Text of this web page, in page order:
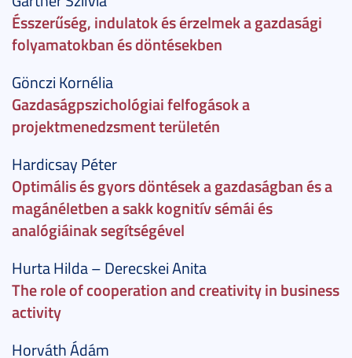
Ésszerűség, indulatok és érzelmek a gazdasági
folyamatokban és döntésekben
Gönczi Kornélia
Gazdaságpszichológiai felfogások a
projektmenedzsment területén
Hardicsay Péter
Optimális és gyors döntések a gazdaságban és a
magánéletben a sakk kognitív sémái és
analógiáinak segítségével
Hurta Hilda – Derecskei Anita
The role of cooperation and creativity in business
activity
Horváth Ádám